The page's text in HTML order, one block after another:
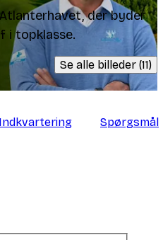
der byder
i topklasse.
Se alle billeder (11)
Indkvartering
Spørgsmål